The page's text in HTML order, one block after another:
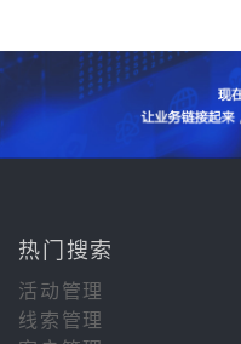
热门搜索
活动管理
线索管理